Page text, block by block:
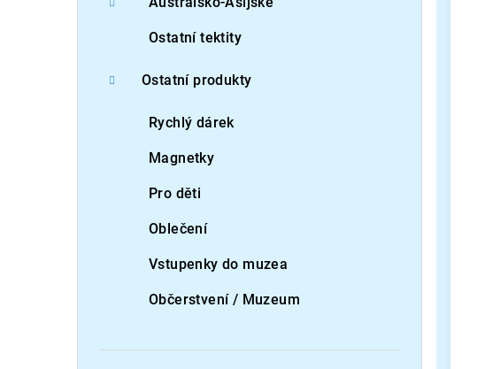
Ostatní tektity
Ostatní produkty
Rychlý dárek
Magnetky
Pro děti
Oblečení
Vstupenky do muzea
Občerstvení / Muzeum